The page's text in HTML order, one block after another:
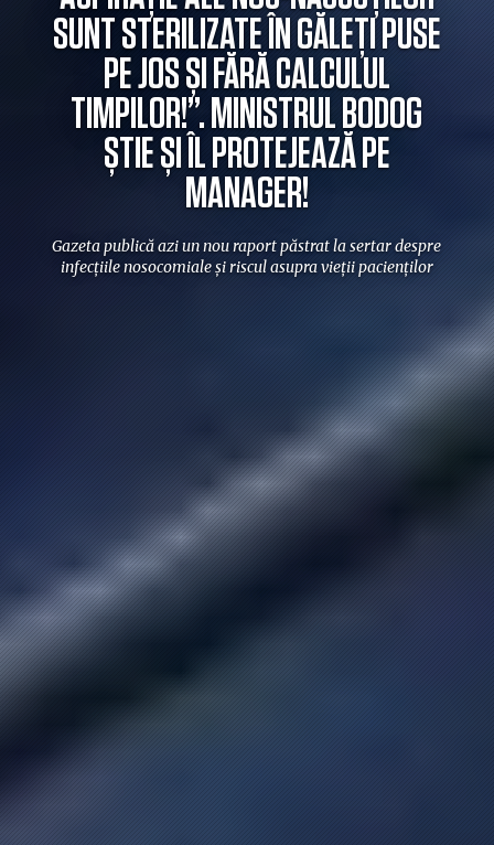
SUNT STERILIZATE ÎN GĂLEȚI PUSE
PE JOS ȘI FĂRĂ CALCULUL
TIMPILOR!”. MINISTRUL BODOG
ȘTIE ȘI ÎL PROTEJEAZĂ PE
MANAGER!
Gazeta publică azi un nou raport păstrat la sertar despre
infecțiile nosocomiale și riscul asupra vieții pacienților